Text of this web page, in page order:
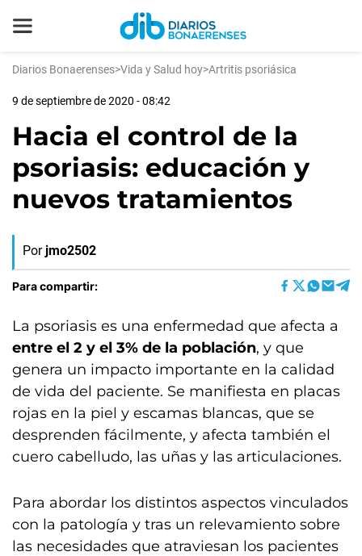
Diarios Bonaerenses>Vida y Salud hoy>Artritis psoriásica
9 de septiembre de 2020 - 08:42
Hacia el control de la
psoriasis: educación y
nuevos tratamientos
Por jmo2502
Para compartir:
La psoriasis es una enfermedad que afecta a
entre el 2 y el 3% de la población, y que
genera un impacto importante en la calidad
de vida del paciente. Se manifiesta en placas
rojas en la piel y escamas blancas, que se
desprenden fácilmente, y afecta también el
cuero cabelludo, las uñas y las articulaciones.
Para abordar los distintos aspectos vinculados
con la patología y tras un relevamiento sobre
las necesidades que atraviesan los pacientes